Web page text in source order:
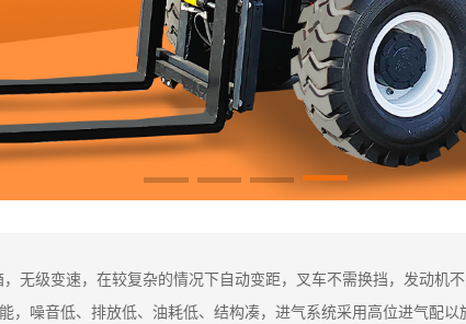
无级变速，在较复杂的情况下自动变距，叉车不需换挡，发动机不
噪音低、排放低、油耗低、结构凑，进气系统采用高位进气配以